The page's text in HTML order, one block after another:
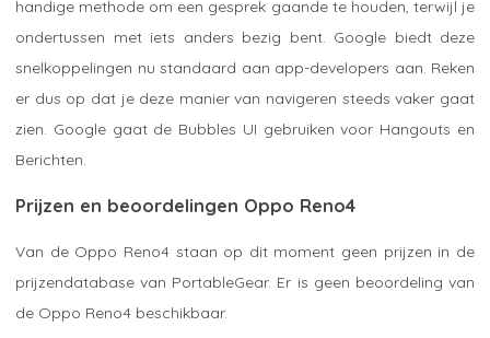
handige methode om een gesprek gaande te houden, terwijl je
ondertussen met iets anders bezig bent. Google biedt deze
snelkoppelingen nu standaard aan app-developers aan. Reken
er dus op dat je deze manier van navigeren steeds vaker gaat
zien. Google gaat de Bubbles UI gebruiken voor Hangouts en
Berichten.
Prijzen en beoordelingen Oppo Reno4
Van de Oppo Reno4 staan op dit moment geen prijzen in de
prijzendatabase van PortableGear. Er is geen beoordeling van
de Oppo Reno4 beschikbaar.